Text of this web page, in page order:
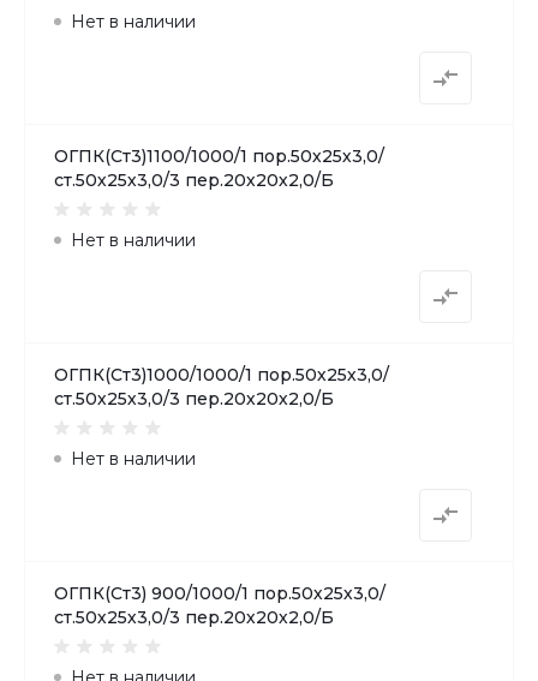
Нет в наличии
ОГПК(Ст3)1100/1000/1 пор.50х25х3,0/
ст.50х25х3,0/3 пер.20х20х2,0/Б
Нет в наличии
ОГПК(Ст3)1000/1000/1 пор.50х25х3,0/
ст.50х25х3,0/3 пер.20х20х2,0/Б
Нет в наличии
ОГПК(Ст3) 900/1000/1 пор.50х25х3,0/
ст.50х25х3,0/3 пер.20х20х2,0/Б